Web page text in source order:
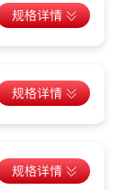
光)
盒
）